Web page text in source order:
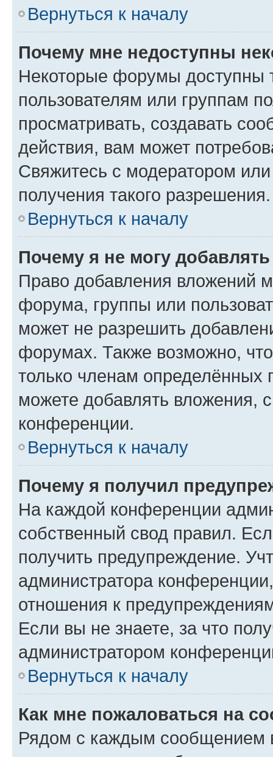
Вернуться к началу
Почему мне недоступны
Некоторые форумы доступны
пользователям или группам
просматривать, создавать
действия, вам может
Свяжитесь с модератором
получения такого разрешения.
Вернуться к началу
Почему я не могу
Право добавления вложений
форума, группы или
может не разрешить
форумах. Также возможно,
только членам определённых
можете добавлять вложения,
конференции.
Вернуться к началу
Почему я получил
На каждой конференции
собственный свод правил.
получить предупреждение.
администратора
отношения к
Если вы не знаете, за что
администратором
Вернуться к началу
Как мне пожаловаться на
Рядом с каждым сообщением